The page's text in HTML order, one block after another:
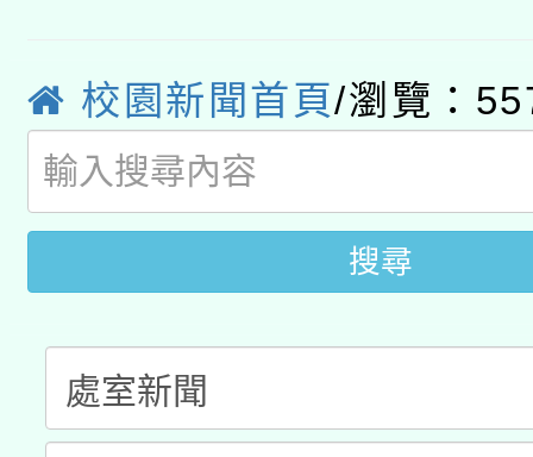
用水績優單位及節水達
動」
桃園市孔廟祈福系列
開 智慧啟航」
2026年桃園地景藝術
校園新聞首頁/瀏覽：
搜尋